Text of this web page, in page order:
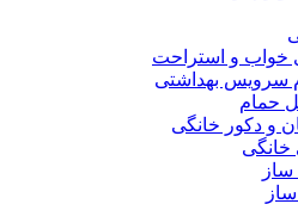
خواب و استراحت
سرویس بهداشتی
حمام
و دکور خانگی
خانگی
ساز